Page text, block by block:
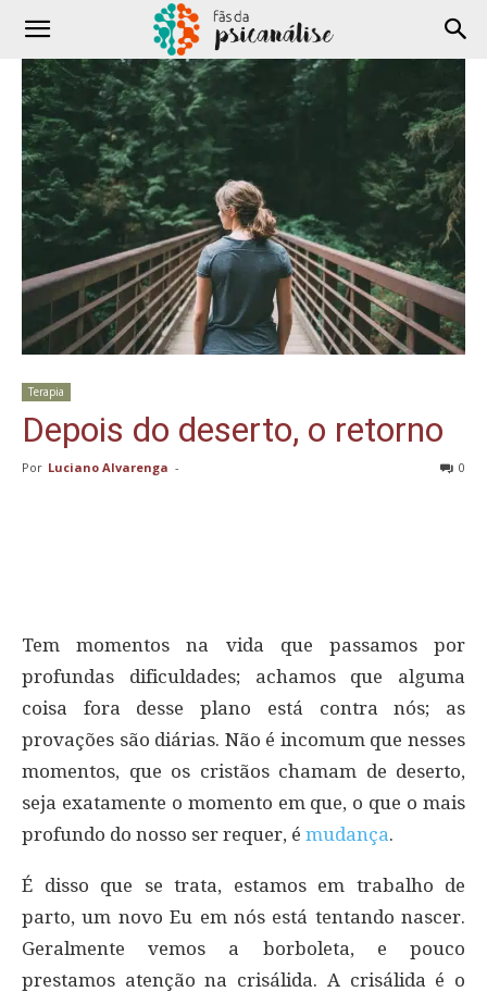
Terapia
Depois do deserto, o retorno
Por Luciano Alvarenga - 0
Tem momentos na vida que passamos por
profundas dificuldades; achamos que alguma
coisa fora desse plano está contra nós; as
provações são diárias. Não é incomum que nesses
momentos, que os cristãos chamam de deserto,
seja exatamente o momento em que, o que o mais
profundo do nosso ser requer, é mudança.
É disso que se trata, estamos em trabalho de
parto, um novo Eu em nós está tentando nascer.
Geralmente vemos a borboleta, e pouco
prestamos atenção na crisálida. A crisálida é o